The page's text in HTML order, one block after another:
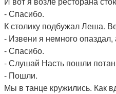
- Спасибо.
К столику подбужал Леша.
- Извени я немного
- Спасибо.
- Слушай Насть пошли
- Пошли.
Мы в танце кружились. Как